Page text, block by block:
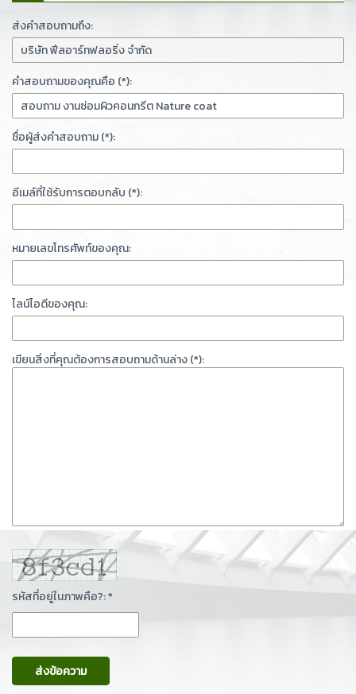
ส่งคำสอบถามถึง:
คำสอบถามของคุณคือ (*):
ชื่อผู้ส่งคำสอบถาม (*):
อีเมล์ที่ใช้รับการตอบกลับ (*):
หมายเลขโทรศัพท์ของคุณ:
ไลน์ไอดีของคุณ:
เขียนสิ่งที่คุณต้องการสอบถามด้านล่าง (*):
รหัสที่อยู่ในภาพคือ?: *
ส่งข้อความ